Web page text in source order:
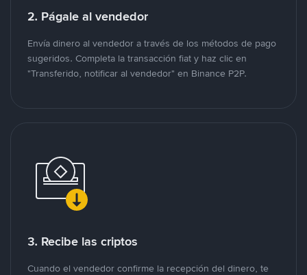
2. Págale al vendedor
Envía dinero al vendedor a través de los métodos de pago
sugeridos. Completa la transacción fiat y haz clic en
"Transferido, notificar al vendedor" en Binance P2P.
3. Recibe las criptos
Cuando el vendedor confirme la recepción del dinero, te